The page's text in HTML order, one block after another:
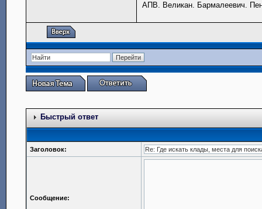
АПВ. Великан. Бармалеевич.
Быстрый ответ
Заголовок:
Сообщение: